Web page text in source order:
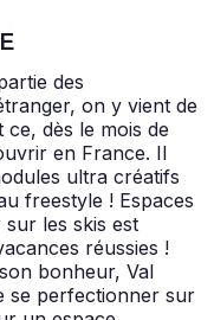
des
on y vient de
dès le mois de
en France. Il
ultra créatifs
freestyle ! Espaces
les skis est
réussies !
bonheur, Val
se perfectionner sur